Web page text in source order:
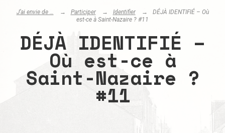
J’ai envie de … Participer Identifier
DÉJÀ IDENTIFIÉ – Où
est-ce à Saint-Nazaire ? #11
DÉJÀ IDENTIFIÉ –
Où est-ce à
Saint-Nazaire ?
#11